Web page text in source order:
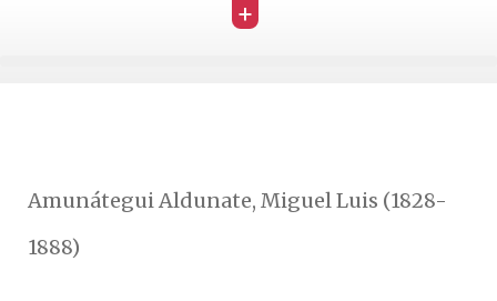
+
Amunátegui Aldunate, Miguel Luis (1828-
1888)